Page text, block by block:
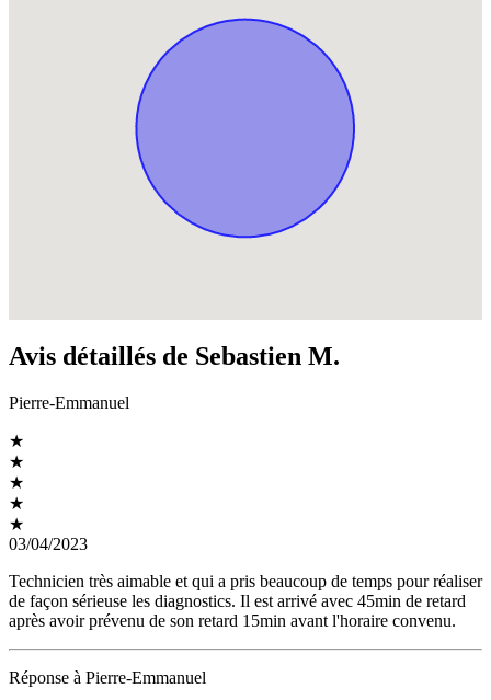
Avis détaillés de Sebastien M.
Pierre-Emmanuel
★
★
★
★
★
03/04/2023
Technicien très aimable et qui a pris beaucoup de temps pour réaliser
de façon sérieuse les diagnostics. Il est arrivé avec 45min de retard
après avoir prévenu de son retard 15min avant l'horaire convenu.
Réponse à Pierre-Emmanuel